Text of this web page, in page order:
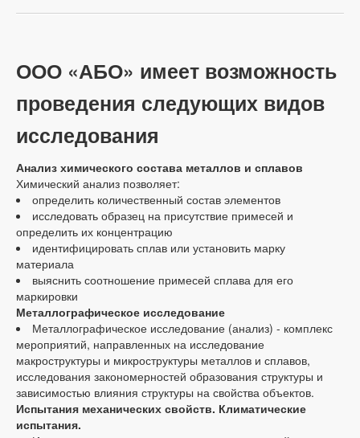
ООО «АБО» имеет возможность
проведения следующих видов
исследования
Анализ химического состава металлов и сплавов
Химический анализ позволяет:
определить количественный состав элементов
исследовать образец на присутствие примесей и
определить их концентрацию
идентифицировать сплав или установить марку
материала
выяснить соотношение примесей сплава для его
маркировки
Металлографическое исследование
Металлографическое исследование (анализ) - комплекс
мероприятий, направленных на исследование
макроструктуры и микроструктуры металлов и сплавов,
исследования закономерностей образования структуры и
зависимостью влияния структуры на свойства объектов.
Испытания механических свойств. Климатические
испытания.